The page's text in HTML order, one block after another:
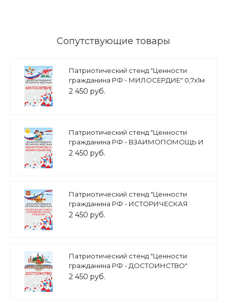
Сопутствующие товары
Патриотический стенд "Ценности
гражданина РФ - МИЛОСЕРДИЕ" 0,7х1м
арт. 2450_17
2 450 руб.
Патриотический стенд "Ценности
гражданина РФ - ВЗАИМОПОМОЩЬ И
ВЗАИМОУВАЖЕНИЕ" 0,7х1м арт. 2450_16
2 450 руб.
Патриотический стенд "Ценности
гражданина РФ - ИСТОРИЧЕСКАЯ
ПАМЯТЬ" 0,7х1м арт. 2450_14
2 450 руб.
Патриотический стенд "Ценности
гражданина РФ - ДОСТОИНСТВО"
0,7х1м арт. 2450_13
2 450 руб.